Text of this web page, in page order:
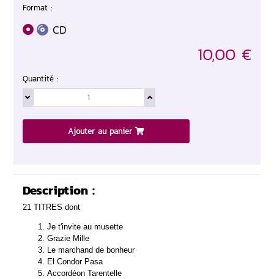
Format :
CD
10,00 €
Quantité :
Ajouter au panier
Description :
21 TITRES dont
Je t'invite au musette
Grazie Mille
Le marchand de bonheur
El Condor Pasa
Accordéon Tarentelle